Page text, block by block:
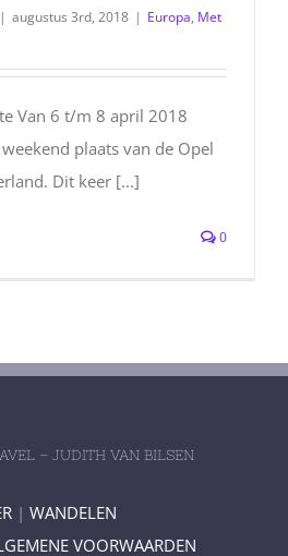
| augustus 3rd, 2018 | Europa, Met
Van 6 t/m 8 april 2018
plaats van de Opel
Dit keer [...]
0
– JUDITH VAN BILSEN
| WANDELEN
VOORWAARDEN